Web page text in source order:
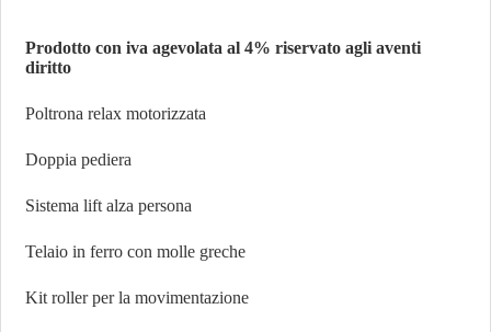
Prodotto con iva agevolata al 4% riservato agli aventi
diritto
Poltrona relax motorizzata
Doppia pediera
Sistema lift alza persona
Telaio in ferro con molle greche
Kit roller per la movimentazione